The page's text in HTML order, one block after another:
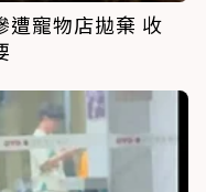
遭寵物店拋棄 收